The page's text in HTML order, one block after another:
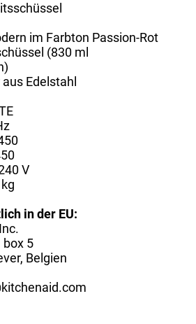
im Farbton Passion-Rot
(830 ml
Edelstahl
V
in der EU:
box 5
Belgien